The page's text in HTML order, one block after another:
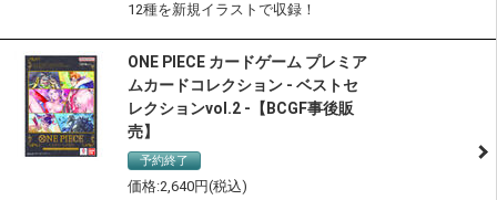
12種を新規イラストで収録！
ONE PIECE カードゲーム プレミア
ムカードコレクション - ベストセ
レクションvol.2 -【BCGF事後販
売】
予約終了
2,640